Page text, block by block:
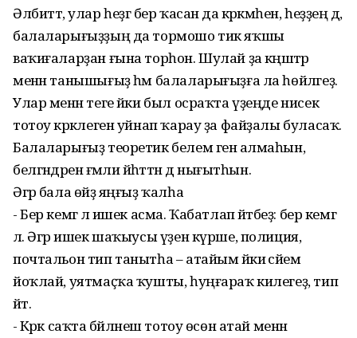
Әлбиттә, улар һеҙгә бер ҡасан да кәрәкмәһен, һеҙҙең дә,
балаларығыҙҙың да тормошо тик яҡшы
ваҡиғаларҙан ғына торһон. Шулай ҙа кәңәштәр
менән танышығыҙ һәм балаларығыҙға ла һөйләгеҙ.
Улар менән теге йәки был осраҡта үҙеңде нисек
тотоу кәрәклеген уйнап ҡарау ҙа файҙалы буласаҡ.
Балаларығыҙ теоретик белем генә алмаһын,
белгәндәрен ғәмәли йәһәттән дә нығытһын.
Әгәр бала өйҙә яңғыҙ ҡалһа
- Бер кемгә лә ишек асма. Ҡабатлап әйтәбеҙ: бер кемгә
лә. Әгәр ишек шаҡыусы үҙен күрше, полиция,
почтальон тип танытһа – атайым йәки әсәйем
йоҡлай, уятмаҫҡа ҡушты, һуңғараҡ килегеҙ, тип
әйт.
- Кәрәк саҡта бәйләнеш тотоу өсөн атай менән